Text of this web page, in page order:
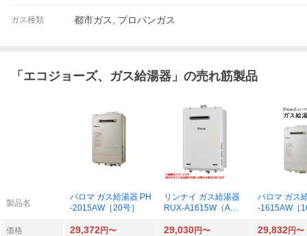
ガス種類 都市ガス, プロパンガス
「 エコジョーズ、ガス給湯器 」の売れ筋製品
製品名
パロマ ガス給湯器 PH
-2015AW［20号］
リンナイ ガス給湯器
RUX-A1615W（A）-
パロマ ガス
-1615AW［
価格 29,372円〜 29,030円〜 29,832円〜